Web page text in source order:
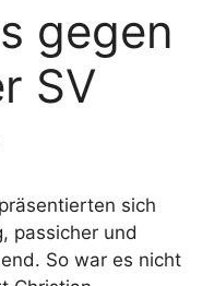
gegen
SV
sich
passicher und
So war es nicht